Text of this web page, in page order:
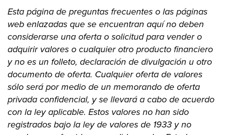
Esta página de preguntas frecuentes o las páginas
web enlazadas que se encuentran aquí no deben
considerarse una oferta o solicitud para vender o
adquirir valores o cualquier otro producto financiero
y no es un folleto, declaración de divulgación u otro
documento de oferta. Cualquier oferta de valores
sólo será por medio de un memorando de oferta
privada confidencial, y se llevará a cabo de acuerdo
con la ley aplicable. Estos valores no han sido
registrados bajo la ley de valores de 1933 y no